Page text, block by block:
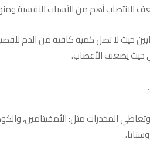
أهم من الأسباب النفسية
حيث لا تصل كمية كافية من الدم
حيث يضعف الأعصاب.
المخدرات مثل: الأمفيتامين،